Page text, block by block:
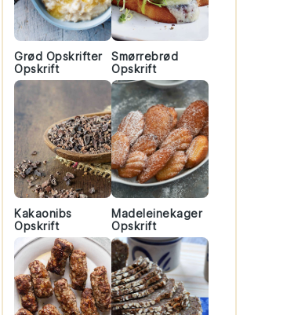
Grød Opskrifter
Opskrift
Smørrebrød
Opskrift
Kakaonibs
Opskrift
Madeleinekager
Opskrift